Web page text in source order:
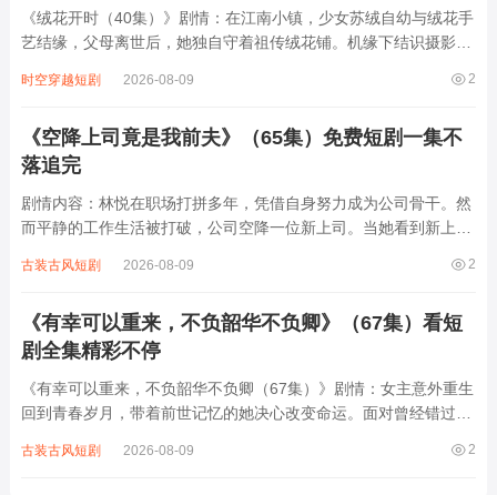
《绒花开时（40集）》剧情：在江南小镇，少女苏绒自幼与绒花手
艺结缘，父母离世后，她独自守着祖传绒花铺。机缘下结识摄影师
花手艺面临传承危机，她与林深四处奔走，拜访老匠人，创新设
2
时空穿越短剧 2026-08-09
《空降上司竟是我前夫》（65集）免费短剧一集不
落追完
剧情内容：林悦在职场打拼多年，凭借自身努力成为公司骨干。然
而平静的工作生活被打破，公司空降一位新上司。当她看到新上司
在职场重逢，顾言对林悦态度冷淡又带着几分挑刺。林悦一边要应
2
古装古风短剧 2026-08-09
《有幸可以重来，不负韶华不负卿》（67集）看短
剧全集精彩不停
《有幸可以重来，不负韶华不负卿（67集）》剧情：女主意外重生
回到青春岁月，带着前世记忆的她决心改变命运。面对曾经错过的
上，她凭借努力逆袭，实现梦想。家庭中，修复亲情裂痕。在成长
2
古装古风短剧 2026-08-09